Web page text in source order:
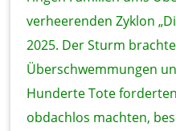
verheerenden Zyklon
2025. Der Sturm
Überschwemmungen
Hunderte Tote
obdachlos machten,